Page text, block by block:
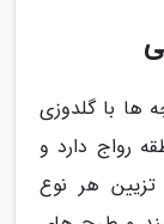
ها با گلدوزی
رواج دارد و
هر نوع